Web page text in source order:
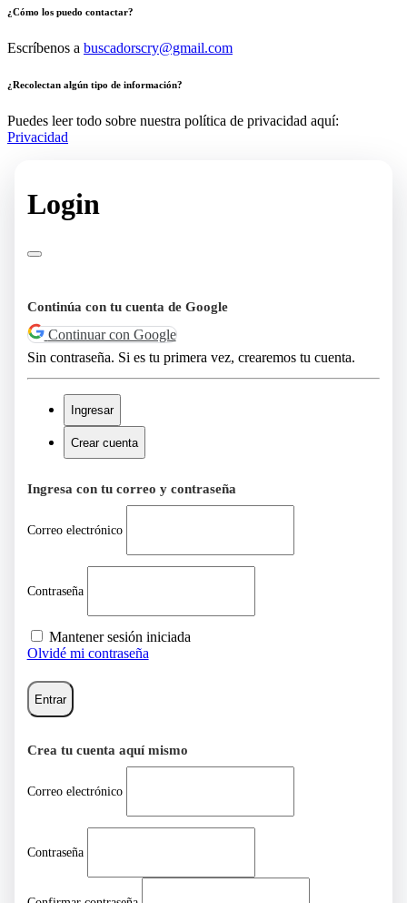
¿Cómo los puedo contactar?
Escríbenos a buscadorscry@gmail.com
¿Recolectan algún tipo de información?
Puedes leer todo sobre nuestra política de privacidad aquí:
Privacidad
Login
Continúa con tu cuenta de Google
Continuar con Google
Sin contraseña. Si es tu primera vez, crearemos tu cuenta.
Ingresar
Crear cuenta
Ingresa con tu correo y contraseña
Correo electrónico
Contraseña
Mantener sesión iniciada
Olvidé mi contraseña
Entrar
Crea tu cuenta aquí mismo
Correo electrónico
Contraseña